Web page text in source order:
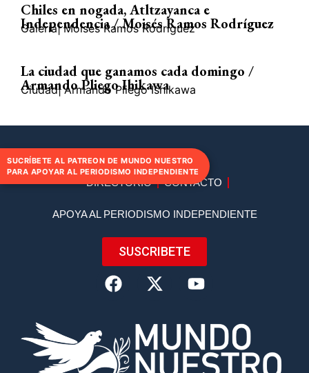
Chiles en nogada, Atltzayanca e
Independencia / Moisés Ramos Rodríguez
Galería| Moisés Ramos Rodríguez
La ciudad que ganamos cada domingo /
Armando Pliego Ihikawa
Ciudad| Armando Pliego Ishikawa
DIRECTORIO CONTACTO
APOYA AL PERIODISMO INDEPENDIENTE
SUSCRIBETE
SUCRÍBETE AL PATREON DE MUNDO NUESTRO
PARA APOYAR AL PERIODISMO INDEPENDIENTE